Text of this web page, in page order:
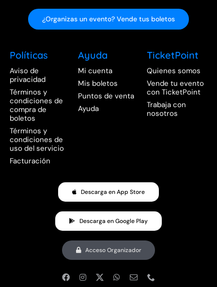
¿Organizas un evento? Vende tus boletos
Políticas
Aviso de
privacidad
Términos y
condiciones de
compra de
boletos
Términos y
condiciones de
uso del servicio
Facturación
Ayuda
Mi cuenta
Mis boletos
Puntos de venta
Ayuda
TicketPoint
Quienes somos
Vende tu evento
con TicketPoint
Trabaja con
nosotros
Descarga en App Store
Descarga en Google Play
Acceso Organizador